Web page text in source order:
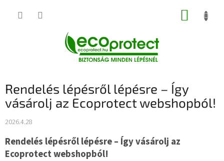
KOSÁR
Rendelés lépésről lépésre – Így
vásárolj az Ecoprotect webshopból!
2026.4.28
Rendelés lépésről lépésre – Így vásárolj az
Ecoprotect webshopból!